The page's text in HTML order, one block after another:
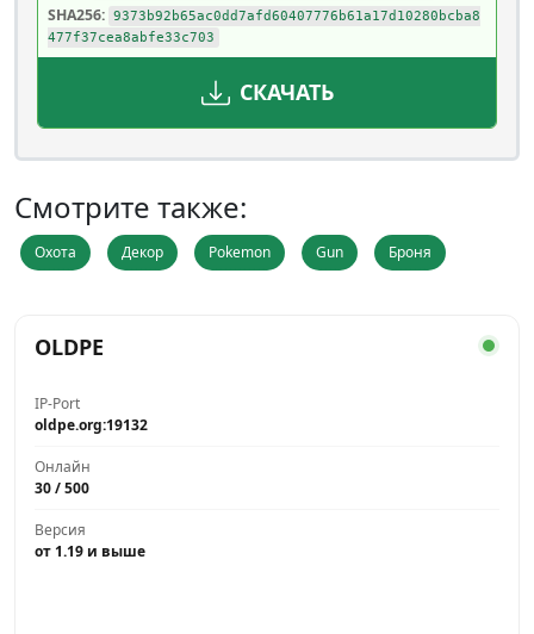
SHA256: 9373b92b65ac0dd7afd60407776b61a17d10280bcba8
477f37cea8abfe33c703
СКАЧАТЬ
Смотрите также:
Охота Декор Pokemon Gun Броня
OLDPE
IP-Port
oldpe.org:19132
Онлайн
30 / 500
Версия
от 1.19 и выше